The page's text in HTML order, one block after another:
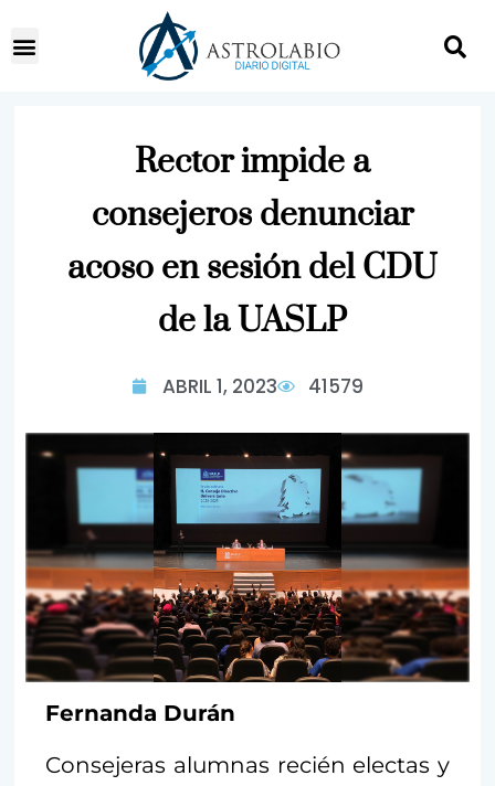
Rector impide a
consejeros denunciar
acoso en sesión del CDU
de la UASLP
ABRIL 1, 2023 41579
Fernanda Durán
Consejeras alumnas recién electas y